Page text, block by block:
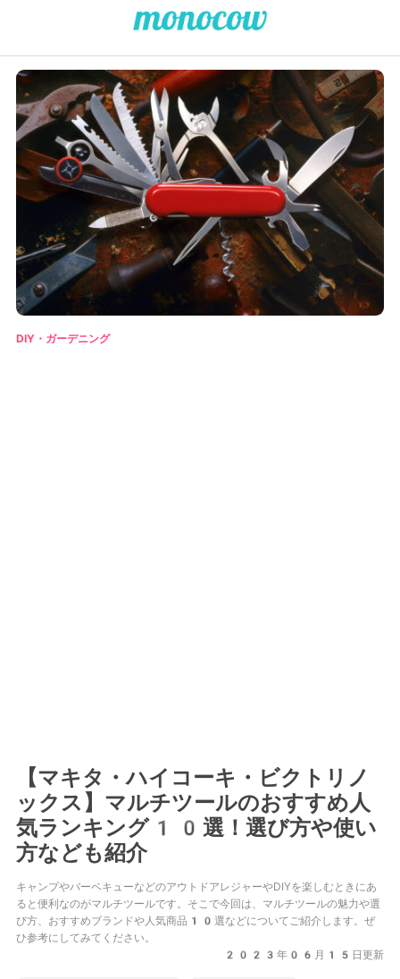
DIY・ガーデニング
【マキタ・ハイコーキ・ビクトリノ
ックス】マルチツールのおすすめ人
気ランキング10選！選び方や使い
方なども紹介
キャンプやバーベキューなどのアウトドアレジャーやDIYを楽しむときにあ
ると便利なのがマルチツールです。そこで今回は、マルチツールの魅力や選
び方、おすすめブランドや人気商品10選などについてご紹介します。ぜ
ひ参考にしてみてください。
2023年06月15日更新